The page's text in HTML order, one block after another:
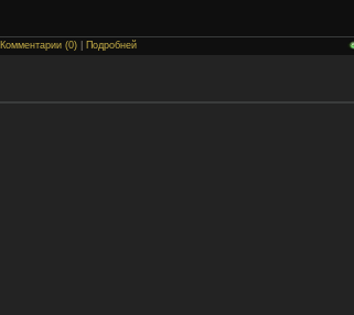
Комментарии (0)| Подробней